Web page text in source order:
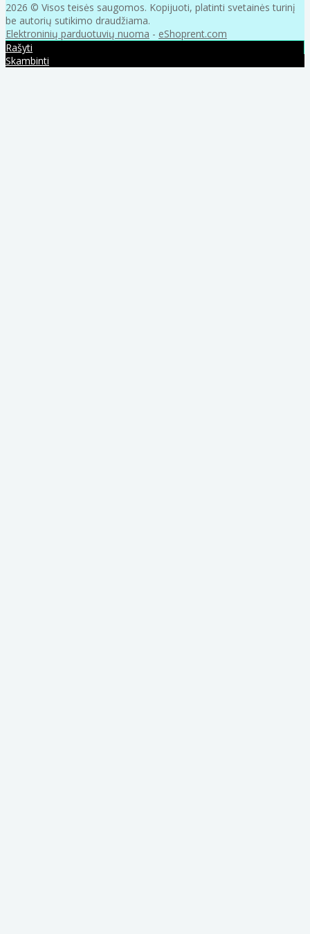
2026 © Visos teisės saugomos. Kopijuoti, platinti svetainės turinį
be autorių sutikimo draudžiama.
Elektroninių parduotuvių nuoma - eShoprent.com
Rašyti
Skambinti